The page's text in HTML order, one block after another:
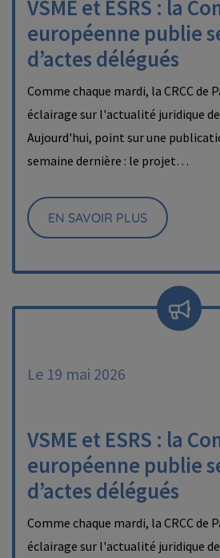
VSME et ESRS : la
européenne publie
d’actes délégués
Comme chaque mardi, la CRCC de
éclairage sur l'actualité juridique
Aujourd'hui, point sur une
semaine dernière : le projet…
EN SAVOIR PLUS
Le 19 mai 2026
VSME et ESRS : la
européenne publie
d’actes délégués
Comme chaque mardi, la CRCC de
éclairage sur l'actualité juridique